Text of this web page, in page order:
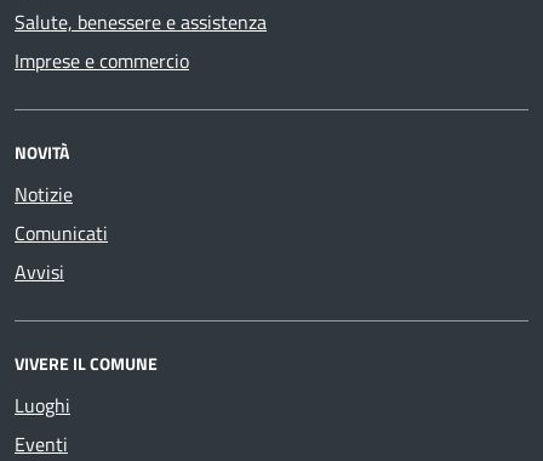
Salute, benessere e assistenza
Imprese e commercio
NOVITÀ
Notizie
Comunicati
Avvisi
VIVERE IL COMUNE
Luoghi
Eventi